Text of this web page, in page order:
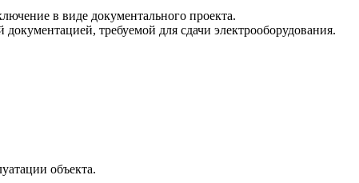
в виде документального проекта.
требуемой для сдачи электрооборудования.
объекта.